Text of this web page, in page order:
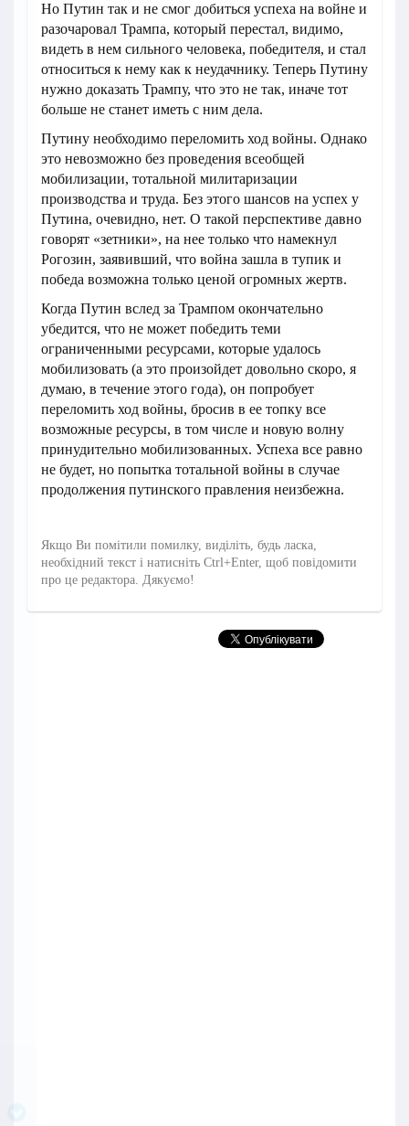
Но Путин так и не смог добиться успеха на войне и
разочаровал Трампа, который перестал, видимо,
видеть в нем сильного человека, победителя, и стал
относиться к нему как к неудачнику. Теперь Путину
нужно доказать Трампу, что это не так, иначе тот
больше не станет иметь с ним дела.
Путину необходимо переломить ход войны. Однако
это невозможно без проведения всеобщей
мобилизации, тотальной милитаризации
производства и труда. Без этого шансов на успех у
Путина, очевидно, нет. О такой перспективе давно
говорят «зетники», на нее только что намекнул
Рогозин, заявивший, что война зашла в тупик и
победа возможна только ценой огромных жертв.
Когда Путин вслед за Трампом окончательно
убедится, что не может победить теми
ограниченными ресурсами, которые удалось
мобилизовать (а это произойдет довольно скоро, я
думаю, в течение этого года), он попробует
переломить ход войны, бросив в ее топку все
возможные ресурсы, в том числе и новую волну
принудительно мобилизованных. Успеха все равно
не будет, но попытка тотальной войны в случае
продолжения путинского правления неизбежна.
Якщо Ви помітили помилку, виділіть, будь ласка,
необхідний текст і натисніть Ctrl+Enter, щоб повідомити
про це редактора. Дякуємо!